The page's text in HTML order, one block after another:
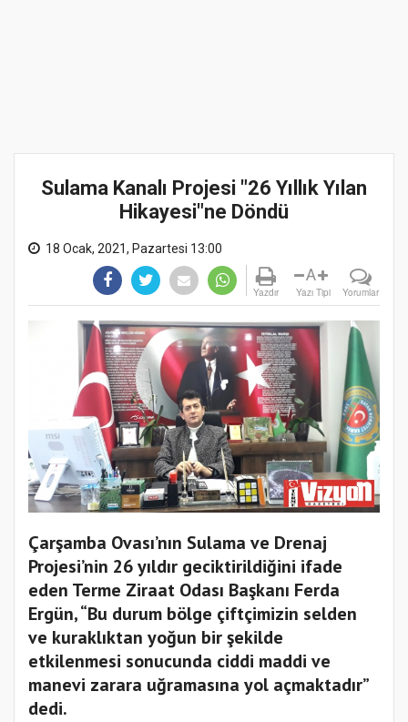
Sulama Kanalı Projesi "26 Yıllık Yılan
Hikayesi"ne Döndü
18 Ocak, 2021, Pazartesi 13:00
Yazdır
A
Yazı Tipi Yorumlar
Çarşamba Ovası’nın Sulama ve Drenaj
Projesi’nin 26 yıldır geciktirildiğini ifade
eden Terme Ziraat Odası Başkanı Ferda
Ergün, “Bu durum bölge çiftçimizin selden
ve kuraklıktan yoğun bir şekilde
etkilenmesi sonucunda ciddi maddi ve
manevi zarara uğramasına yol açmaktadır”
dedi.